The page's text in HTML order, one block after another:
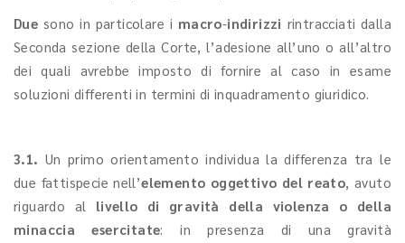
Due sono in particolare i macro-indirizzi rintracciati dalla
Seconda sezione della Corte, l’adesione all’uno o all’altro
dei quali avrebbe imposto di fornire al caso in esame
soluzioni differenti in termini di inquadramento giuridico.
3.1. Un primo orientamento individua la differenza tra le
due fattispecie nell’elemento oggettivo del reato, avuto
riguardo al livello di gravità della violenza o della
minaccia esercitate: in presenza di una gravità